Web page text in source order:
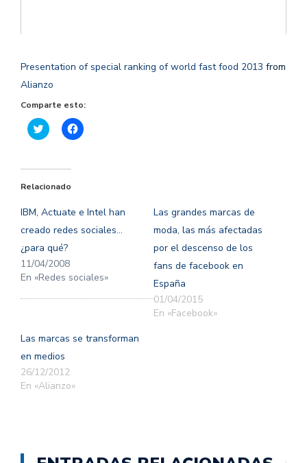
Presentation of special ranking of world fast food 2013 from
Alianzo
Comparte esto:
Haz
clic
Twitter
abre
una
ventana
nueva)
Haz
clic
una
ventana
nueva)
Relacionado
IBM, Actuate e Intel han
creado redes sociales…
¿para qué?
11/04/2008
En «Redes sociales»
Las grandes marcas de
moda, las más afectadas
por el descenso de los
fans de facebook en
España
01/04/2015
En «Facebook»
Las marcas se transforman
en medios
26/12/2012
En «Alianzo»